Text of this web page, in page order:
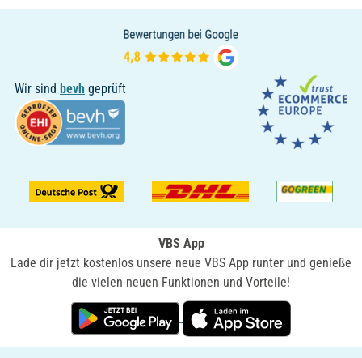
Wir sind bevh geprüft
VBS App
Lade dir jetzt kostenlos unsere neue VBS App runter und genieße
die vielen neuen Funktionen und Vorteile!